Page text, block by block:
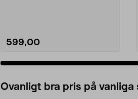
599,00
Ovanligt bra pris på vanliga